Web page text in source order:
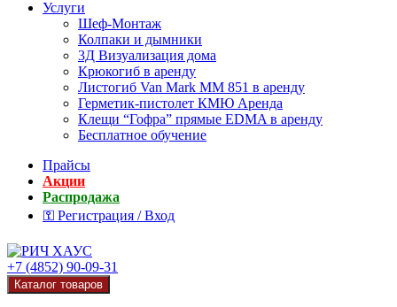
Услуги
Шеф-Монтаж
Колпаки и дымники
3Д Визуализация дома
Крюкогиб в аренду
Листогиб Van Mark MM 851 в аренду
Герметик-пистолет КМЮ Аренда
Клещи “Гофра” прямые EDMA в аренду
Бесплатное обучение
Прайсы
Акции
Распродажа
⚿ Регистрация / Вход
+7 (4852) 90-09-31
Каталог товаров